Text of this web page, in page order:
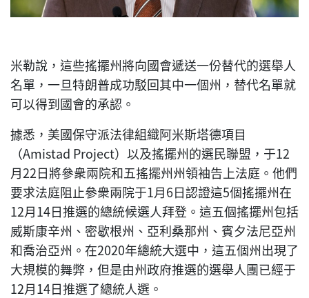
米勒說，這些搖擺州將向國會遞送一份替代的選舉人
名單，一旦特朗普成功駁回其中一個州，替代名單就
可以得到國會的承認。
據悉，美國保守派法律組織阿米斯塔德項目
（Amistad Project）以及搖擺州的選民聯盟，于12
月22日將參衆兩院和五搖擺州州領袖告上法庭。他們
要求法庭阻止參衆兩院于1月6日認證這5個搖擺州在
12月14日推選的總統候選人拜登。這五個搖擺州包括
威斯康辛州、密歇根州、亞利桑那州、賓夕法尼亞州
和喬治亞州。在2020年總統大選中，這五個州出現了
大規模的舞弊，但是由州政府推選的選舉人團已經于
12月14日推選了總統人選。